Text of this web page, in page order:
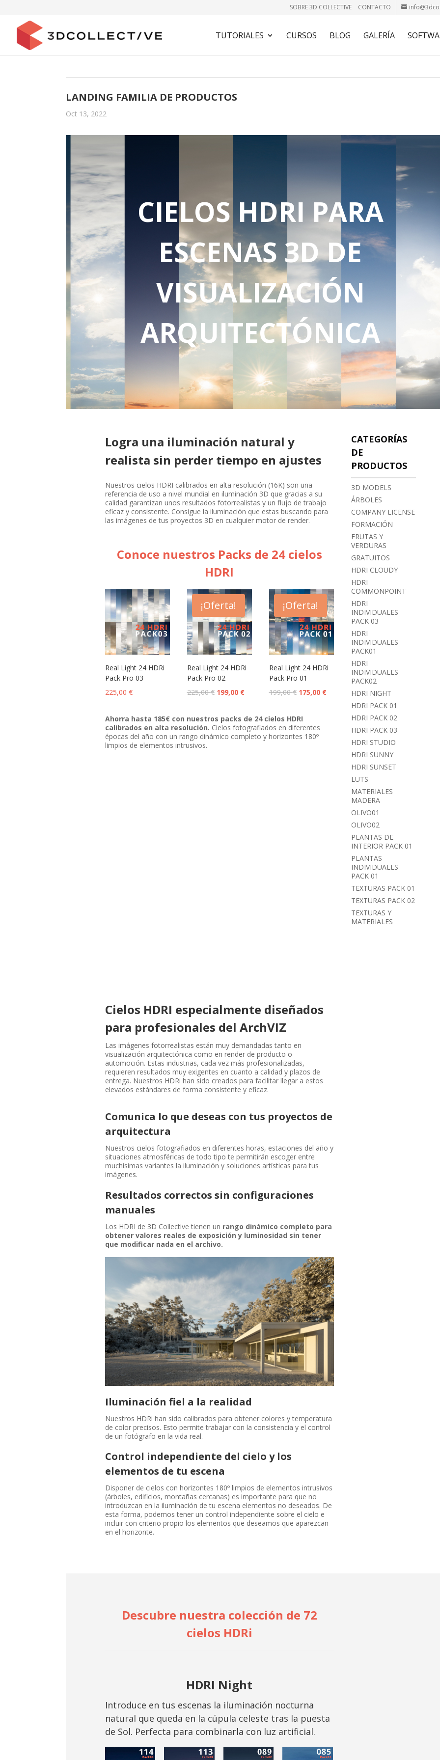
SOBRE 3D COLLECTIVE CONTACTO
TUTORIALES CURSOS BLOG GALERÍA
LANDING FAMILIA DE PRODUCTOS
Oct 13, 2022
CIELOS HDRI PARA
ESCENAS 3D DE
VISUALIZACIÓN
ARQUITECTÓNICA
Logra una iluminación natural y
realista sin perder tiempo en ajustes
Nuestros cielos HDRI calibrados en alta resolución (16K) son una
referencia de uso a nivel mundial en iluminación 3D que gracias a su
calidad garantizan unos resultados fotorrealistas y un flujo de trabajo
eficaz y consistente. Consigue la iluminación que estas buscando para
las imágenes de tus proyectos 3D en cualquier motor de render.
Conoce nuestros Packs de 24 cielos
HDRI
Real Light 24 HDRi
Pack Pro 03
225,00 €
¡Oferta!
Real Light 24 HDRi
Pack Pro 02
225,00€ 199,00 €
¡Oferta!
Real Light 24 HDRi
Pack Pro 01
199,00€ 175,00 €
Ahorra hasta 185€ con nuestros packs de 24 cielos HDRI
calibrados en alta resolución. Cielos fotografiados en diferentes
épocas del año con un rango dinámico completo y horizontes 180º
limpios de elementos intrusivos.
CATEGORÍAS
DE
PRODUCTOS
3D MODELS
ÁRBOLES
COMPANY LICENSE
FORMACIÓN
FRUTAS Y
VERDURAS
GRATUITOS
HDRI CLOUDY
HDRI
COMMONPOINT
HDRI
INDIVIDUALES
PACK 03
HDRI
INDIVIDUALES
PACK01
HDRI
INDIVIDUALES
PACK02
HDRI NIGHT
HDRI PACK 01
HDRI PACK 02
HDRI PACK 03
HDRI STUDIO
HDRI SUNNY
HDRI SUNSET
LUTS
MATERIALES
MADERA
OLIVO01
OLIVO02
PLANTAS DE
INTERIOR PACK 01
PLANTAS
INDIVIDUALES
PACK 01
TEXTURAS PACK 01
TEXTURAS PACK 02
TEXTURAS Y
MATERIALES
Cielos HDRI especialmente diseñados
para profesionales del ArchVIZ
Las imágenes fotorrealistas están muy demandadas tanto en
visualización arquitectónica como en render de producto o
automoción. Estas industrias, cada vez más profesionalizadas,
requieren resultados muy exigentes en cuanto a calidad y plazos de
entrega. Nuestros HDRi han sido creados para facilitar llegar a estos
elevados estándares de forma consistente y eficaz.
Comunica lo que deseas con tus proyectos de
arquitectura
Nuestros cielos fotografiados en diferentes horas, estaciones del año y
situaciones atmosféricas de todo tipo te permitirán escoger entre
muchísimas variantes la iluminación y soluciones artísticas para tus
imágenes.
Resultados correctos sin configuraciones
manuales
Los HDRI de 3D Collective tienen un rango dinámico completo para
obtener valores reales de exposición y luminosidad sin tener
que modificar nada en el archivo.
Iluminación fiel a la realidad
Nuestros HDRi han sido calibrados para obtener colores y temperatura
de color precisos. Esto permite trabajar con la consistencia y el control
de un fotógrafo en la vida real.
Control independiente del cielo y los
elementos de tu escena
Disponer de cielos con horizontes 180º limpios de elementos intrusivos
(árboles, edificios, montañas cercanas) es importante para que no
introduzcan en la iluminación de tu escena elementos no deseados. De
esta forma, podemos tener un control independiente sobre el cielo e
incluir con criterio propio los elementos que deseamos que aparezcan
en el horizonte.
Descubre nuestra colección de 72
cielos HDRi
HDRI Night
Introduce en tus escenas la iluminación nocturna
natural que queda en la cúpula celeste tras la puesta
de Sol. Perfecta para combinarla con luz artificial.